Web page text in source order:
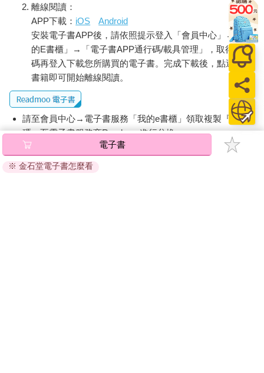
離線閱讀：
APP下載： iOS
Android
安裝電子書APP後，請依照提示登入「會員中心」→「我
的E書櫃」→「電子書APP通行碼/載具管理」，取得通行
碼再登入下載您所購買的電子書。完成下載後，點選任一
書籍即可開始離線閱讀。
請至會員中心→電子書服務「我的e書櫃」領取複製『兌換
碼』至電子書服務商Readmoo進行兌換。
退換貨須知：
因版權保護，您在金石堂所購買的電子書僅能以金石堂專屬
電子書
※ 金石堂電子書怎麼看